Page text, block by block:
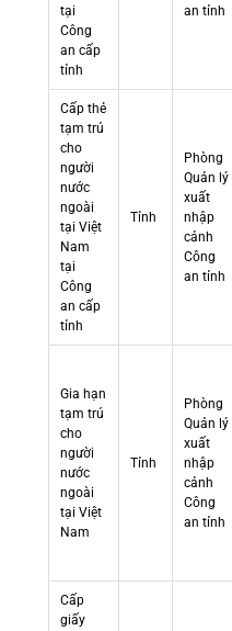
tại
Công
an cấp
tỉnh
an tỉnh
Cấp thẻ
tạm trú
cho
người
nước
ngoài
tại Việt
Nam
tại
Công
an cấp
tỉnh
Tỉnh
Phòng
Quản lý
xuất
nhập
cảnh
Công
an tỉnh
Gia hạn
tạm trú
cho
người
nước
ngoài
tại Việt
Nam
Tỉnh
Phòng
Quản lý
xuất
nhập
cảnh
Công
an tỉnh
Cấp
giấy